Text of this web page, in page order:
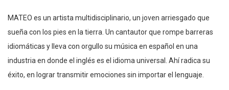
MATEO es un artista multidisciplinario, un joven arriesgado que
sueña con los pies en la tierra. Un cantautor que rompe barreras
idiomáticas y lleva con orgullo su música en español en una
industria en donde el inglés es el idioma universal. Ahí radica su
éxito, en lograr transmitir emociones sin importar el lenguaje.